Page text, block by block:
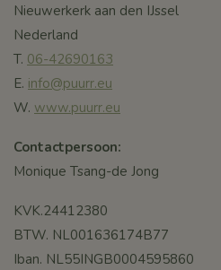
Nieuwerkerk aan den IJssel
Nederland
T. 06-42690163
E. info@puurr.eu
W. www.puurr.eu
Contactpersoon:
Monique Tsang-de Jong
KVK.24412380
BTW. NL001636174B77
Iban. NL55INGB0004595860